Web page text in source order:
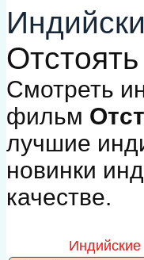
Смотреть
фильм
лучшие
новинки
качестве.